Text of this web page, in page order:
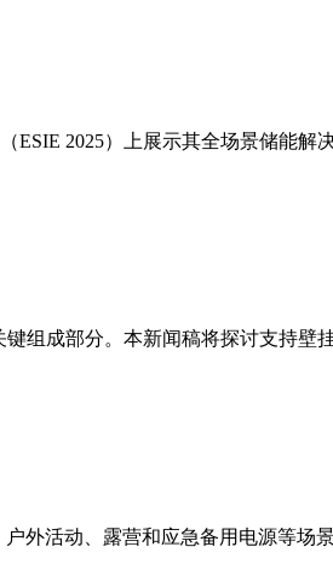
ESIE 2025）上展示其全场景储能
组成部分。本新闻稿将探讨支持
外活动、露营和应急备用电源等